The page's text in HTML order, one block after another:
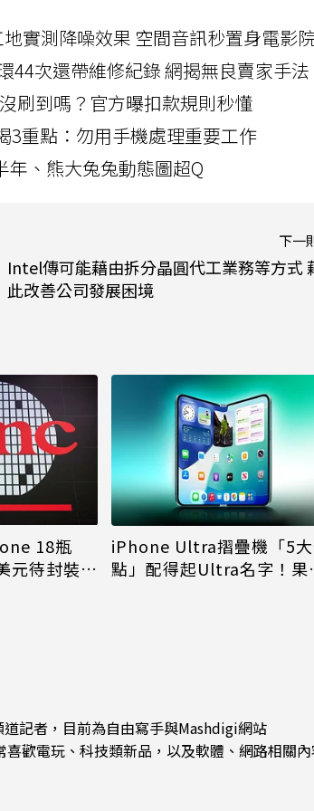
地實測降噪效果 空間音訊秒置身電影
44次還帶維修紀錄 網揭無良賣家手法
刷到嗎？官方曝扣款規則秒懂
3重點：勿用手機處理重要工作
年、熊大兔兔動態圖超Q
下一
Intel傳可能藉由拆分晶圓代工業務等方式
此改善公司發展困境
18瓶
元待封裝晶
iPhone Ultra摺疊機「5
點」配得起Ultra名字！果
記者，目前為自由寫手與Mashdigi網站
歡電玩、科技類新品，以及軟體、網路相關